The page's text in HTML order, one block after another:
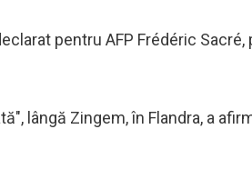
pentru AFP Frédéric
lângă Zingem, în Flandra, a